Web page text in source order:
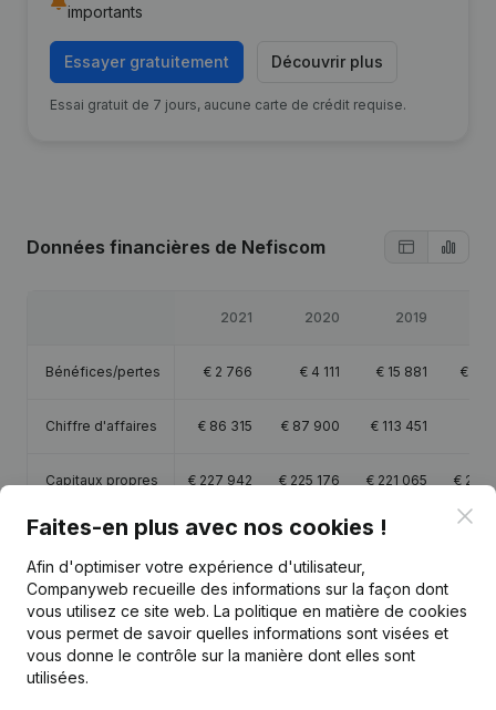
importants
Essayer gratuitement Découvrir plus
Essai gratuit de 7 jours, aucune carte de crédit requise.
Données financières de Nefiscom
2021 2020 2019
Bénéfices/pertes € 2 766 € 4 111 € 15 881 €
Chiffre d'affaires € 86 315 € 87 900 € 113 451
Capitaux propres € 227 942 € 225 176 € 221 065 € 205
Marge brute €16 376 €12 111 €31 376
Publicationsde Nefiscom
Faites-en plus avec nos cookies !
Afin d'optimiser votre expérience d'utilisateur,
Companyweb recueille des informations sur la façon dont
vous utilisez ce site web. La politique en matière de cookies
vous permet de savoir quelles informations sont visées et
vous donne le contrôle sur la manière dont elles sont
utilisées.